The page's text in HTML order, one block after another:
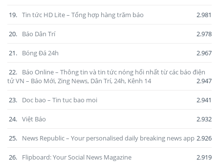
19. Tin tức HD Lite – Tổng hợp hàng trăm báo 2.981
20. Báo Dân Trí 2.978
21. Bóng Đá 24h 2.967
22.
Báo Online – Thông tin và tin tức nóng hổi nhất từ các báo điện
tử VN – Báo Mới, Zing News, Dân Trí, 24h, Kênh 14
2.947
23. Doc bao – Tin tuc bao moi 2.941
24. Việt Báo 2.932
25. News Republic – Your personalised daily breaking news app 2.926
26. Flipboard: Your Social News Magazine 2.919